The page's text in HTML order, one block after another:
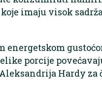
imaju visok
energetskom
porcije
Hardy za